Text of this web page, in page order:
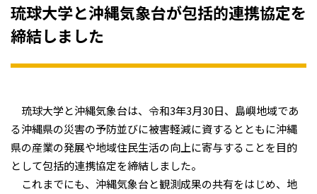
琉球大学と沖縄気象台が包括的連携協定を
締結しました
琉球大学と沖縄気象台は、令和3年3月30日、島嶼地域であ
る沖縄県の災害の予防並びに被害軽減に資するとともに沖縄
県の産業の発展や地域住民生活の向上に寄与することを目的
として包括的連携協定を締結しました。
これまでにも、沖縄気象台と観測成果の共有をはじめ、地